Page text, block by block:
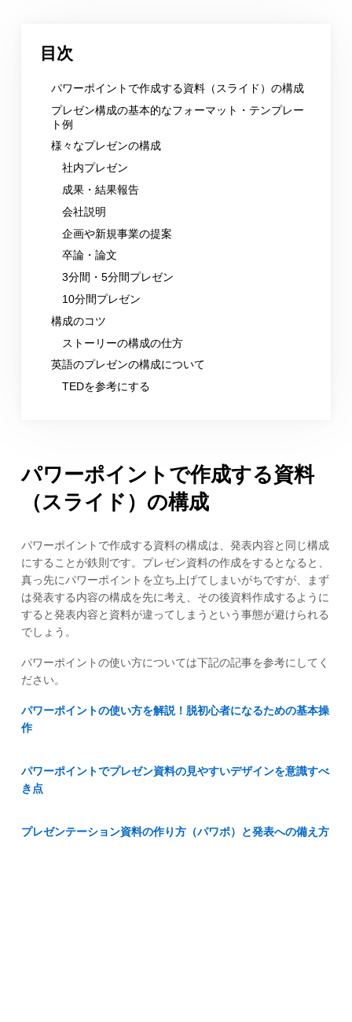
目次
パワーポイントで作成する資料（スライド）の構成
プレゼン構成の基本的なフォーマット・テンプレー
ト例
様々なプレゼンの構成
社内プレゼン
成果・結果報告
会社説明
企画や新規事業の提案
卒論・論文
3分間・5分間プレゼン
10分間プレゼン
構成のコツ
ストーリーの構成の仕方
英語のプレゼンの構成について
TEDを参考にする
パワーポイントで作成する資料
（スライド）の構成
パワーポイントで作成する資料の構成は、発表内容と同じ構成
にすることが鉄則です。プレゼン資料の作成をするとなると、
真っ先にパワーポイントを立ち上げてしまいがちですが、まず
は発表する内容の構成を先に考え、その後資料作成するように
すると発表内容と資料が違ってしまうという事態が避けられる
でしょう。
パワーポイントの使い方については下記の記事を参考にしてく
ださい。
パワーポイントの使い方を解説！脱初心者になるための基本操
作
パワーポイントでプレゼン資料の見やすいデザインを意識すべ
き点
プレゼンテーション資料の作り方（パワポ）と発表への備え方